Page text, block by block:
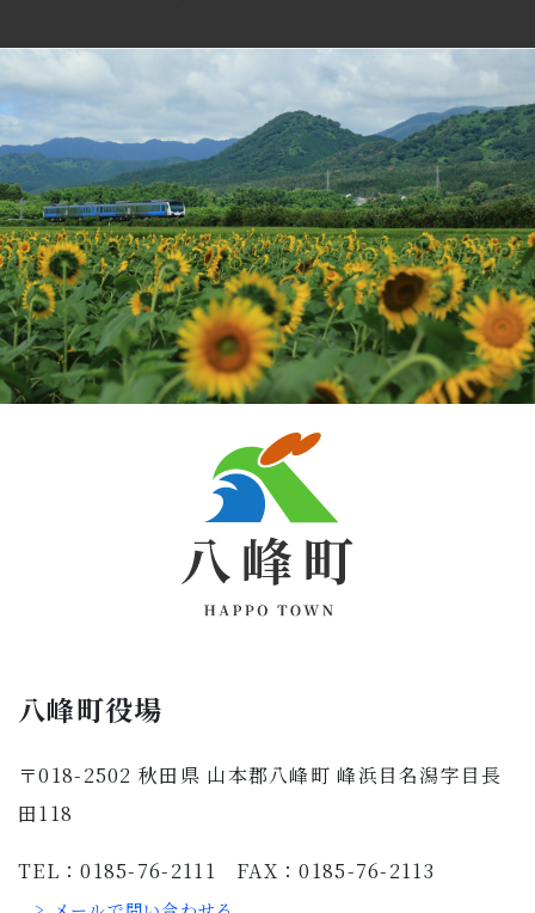
八峰町役場
〒018-2502 秋田県 山本郡八峰町 峰浜目名潟字目長
田118
TEL：0185-76-2111 FAX：0185-76-2113